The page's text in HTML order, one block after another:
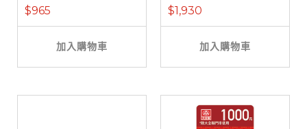
$965
加入購物車
$1,930
加入購物車